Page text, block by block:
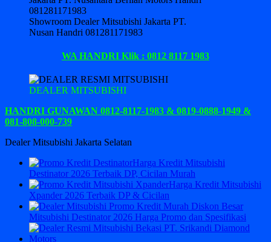
Showroom Dealer Mitsubishi Jakarta PT.
Nusan Handri 081281171983
WA HANDRI Klik : 0812 8117 1983
DEALER MITSUBISHI
HANDRI GUNAWAN 0812-8117-1983 & 0819-0888-1949 &
081-808-000-739
Dealer Mitsubishi Jakarta Selatan
Harga Kredit Mitsubishi
Destinator 2026 Terbaik DP, Cicilan Murah
Harga Kredit Mitsubishi
Xpander 2026 Terbaik DP & Cicilan
Mitsubishi Destinator 2026 Harga Promo dan Spesifikasi